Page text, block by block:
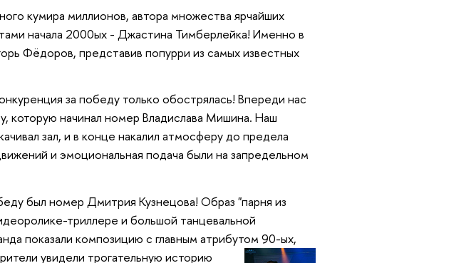
кумира миллионов, автора множества ярчайших
начала 2000ых - Джастина Тимберлейка! Именно в
Фёдоров, представив попурри из самых известных
за победу только обострялась! Впереди нас
которую начинал номер Владислава Мишина. Наш
зал, и в конце накалил атмосферу до предела
и эмоциональная подача были на запредельном
был номер Дмитрия Кузнецова! Образ "парня из
триллере и большой танцевальной
показали композицию с главным атрибутом 90-ых,
увидели трогательную историю